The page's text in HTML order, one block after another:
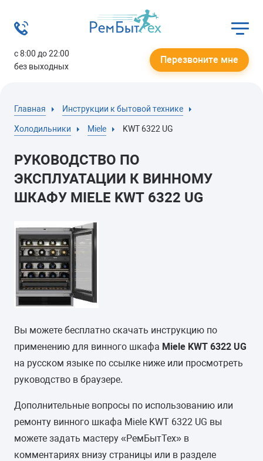
с 8:00 до 22:00
без выходных
Перезвоните мне
Главная Инструкции к бытовой технике
Холодильники Miele KWT 6322 UG
РУКОВОДСТВО ПО
ЭКСПЛУАТАЦИИ К ВИННОМУ
ШКАФУ MIELE KWT 6322 UG
Вы можете бесплатно скачать инструкцию по
применению для винного шкафа Miele KWT 6322 UG
на русском языке по ссылке ниже или просмотреть
руководство в браузере.
Дополнительные вопросы по использованию или
ремонту винного шкафа Miele KWT 6322 UG вы
можете задать мастеру «РемБытТех» в
комментариях внизу страницы или в разделе